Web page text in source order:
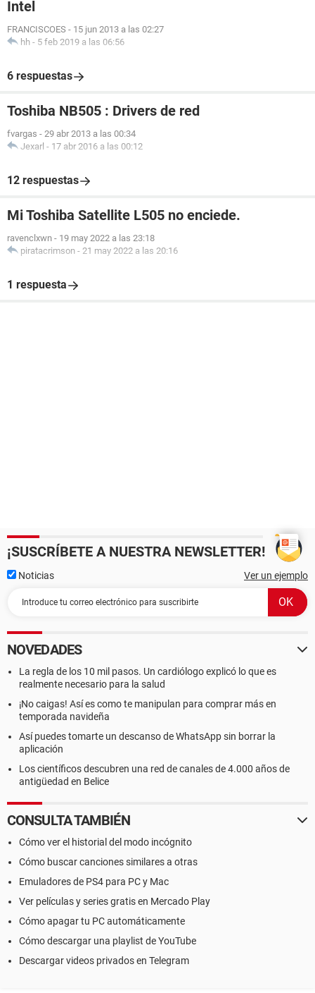
Intel
FRANCISCOES - 15 jun 2013 a las 02:27
hh - 5 feb 2019 a las 06:56
6 respuestas
Toshiba NB505 : Drivers de red
fvargas - 29 abr 2013 a las 00:34
Jexarl - 17 abr 2016 a las 00:12
12 respuestas
Mi Toshiba Satellite L505 no enciede.
ravenclxwn - 19 may 2022 a las 23:18
piratacrimson - 21 may 2022 a las 20:16
1 respuesta
¡SUSCRÍBETE A NUESTRA NEWSLETTER!
Noticias Ver un ejemplo
NOVEDADES
La regla de los 10 mil pasos. Un cardiólogo explicó lo que es
realmente necesario para la salud
¡No caigas! Así es como te manipulan para comprar más en
temporada navideña
Así puedes tomarte un descanso de WhatsApp sin borrar la
aplicación
Los científicos descubren una red de canales de 4.000 años de
antigüedad en Belice
CONSULTA TAMBIÉN
Cómo ver el historial del modo incógnito
Cómo buscar canciones similares a otras
Emuladores de PS4 para PC y Mac
Ver películas y series gratis en Mercado Play
Cómo apagar tu PC automáticamente
Cómo descargar una playlist de YouTube
Descargar videos privados en Telegram